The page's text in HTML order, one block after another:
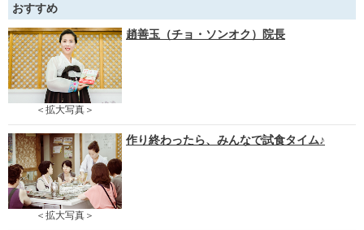
おすすめ
＜拡大写真＞
趙善玉（チョ・ソンオク）院長
＜拡大写真＞
作り終わったら、みんなで試食タイム♪